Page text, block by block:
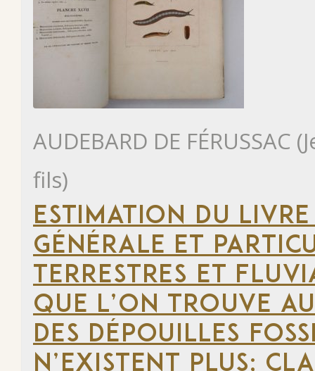
AUDEBARD DE
fils)
ESTIMATION DU
GÉNÉRALE ET
TERRESTRES ET
QUE L’ON TROUVE
DES DÉPOUILLES
N’EXISTENT PLUS;